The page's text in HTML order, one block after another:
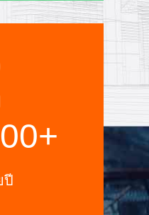
ละบรรจุของ
องการ FOB,
ดีที่สุด
+
ปี